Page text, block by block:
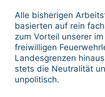
Alle bisherigen
basierten auf rein
zum Vorteil unserer
freiwilligen
Landesgrenzen
stets die Neutralität
unpolitisch.